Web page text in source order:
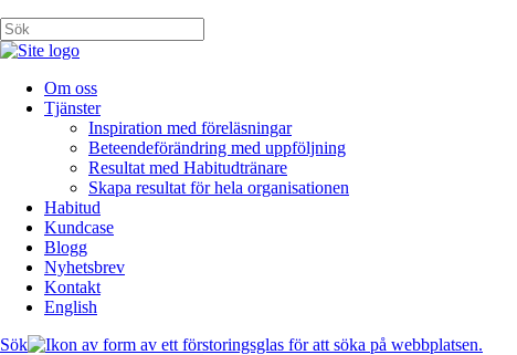
Om oss
Tjänster
Inspiration med föreläsningar
Beteendeförändring med uppföljning
Resultat med Habitudtränare
Skapa resultat för hela organisationen
Habitud
Kundcase
Blogg
Nyhetsbrev
Kontakt
English
Sök